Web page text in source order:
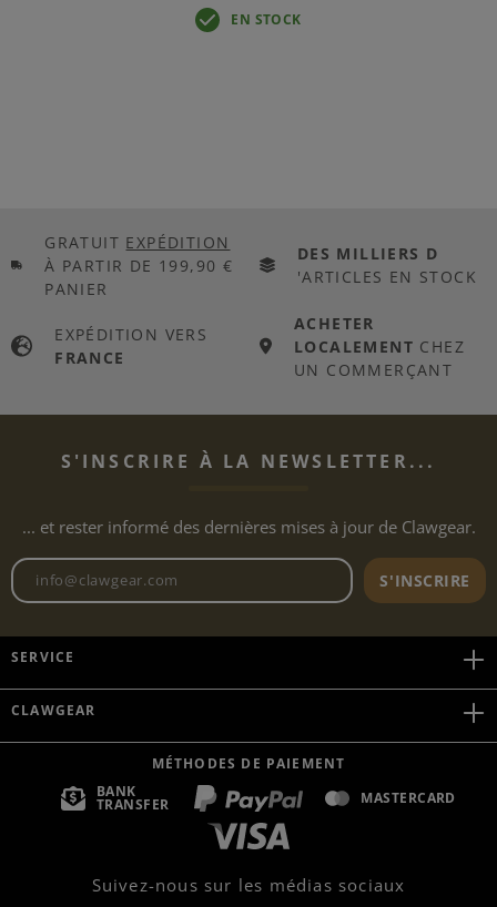
EN STOCK
GRATUIT EXPÉDITION
À PARTIR DE 199,90 €
PANIER
DES MILLIERS D
'ARTICLES EN STOCK
EXPÉDITION VERS
FRANCE
ACHETER
LOCALEMENT CHEZ
UN COMMERÇANT
S'INSCRIRE À LA NEWSLETTER...
... et rester informé des dernières mises à jour de Clawgear.
Adresse e-mail de laS'INSCRIRE
SERVICE
CLAWGEAR
MÉTHODES DE PAIEMENT
BANK
TRANSFER MASTERCARD
Suivez-nous sur les médias sociaux